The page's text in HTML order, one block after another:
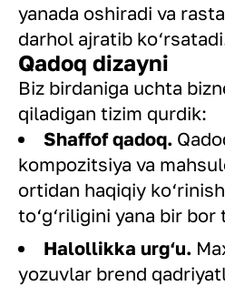
yanada oshiradi va
darhol ajratib
Qadoq dizayni
Biz birdaniga uchta
qiladigan tizim qurdik:
Shaffof qadoq.
kompozitsiya va
ortidan haqiqiy
to‘g‘riligini yana bir bor
Halollikka urg‘u.
yozuvlar brend